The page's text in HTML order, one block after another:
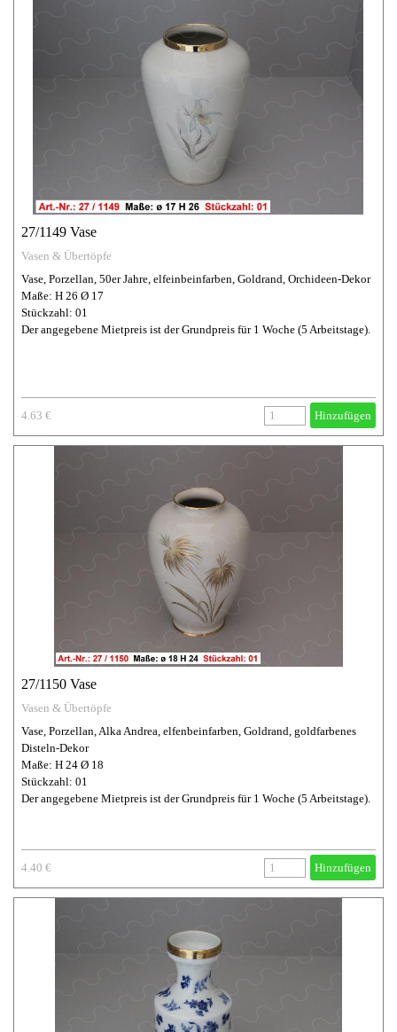
27/1149 Vase
Vasen & Übertöpfe
Vase, Porzellan, 50er Jahre, elfeinbeinfarben, Goldrand, Orchideen-Dekor
Maße: H 26 Ø 17
Stückzahl: 01
Der angegebene Mietpreis ist der Grundpreis für 1 Woche (5 Arbeitstage).
4.63 € Hinzufügen
27/1150 Vase
Vasen & Übertöpfe
Vase, Porzellan, Alka Andrea, elfenbeinfarben, Goldrand, goldfarbenes
Disteln-Dekor
Maße: H 24 Ø 18
Stückzahl: 01
Der angegebene Mietpreis ist der Grundpreis für 1 Woche (5 Arbeitstage).
4.40 € Hinzufügen